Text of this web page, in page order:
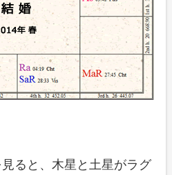
ると、木星と土星がラグ